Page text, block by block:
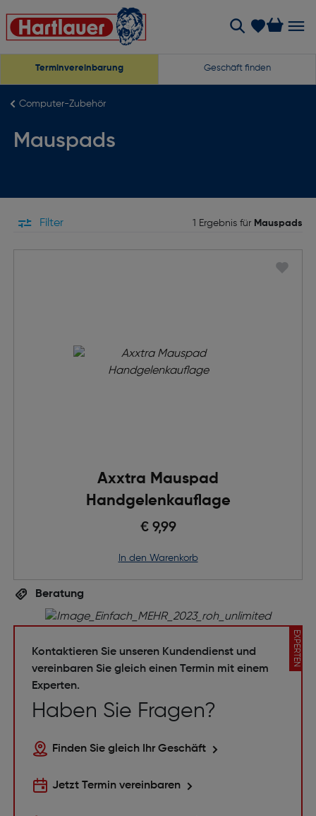
Terminvereinbarung Geschäft finden
Computer-Zubehör
Mauspads
Filter 1 Ergebnis für Mauspads
Axxtra Mauspad
Handgelenkauflage
€ 9,99
in den Warenkorb
Beratung
EXPERTEN
Kontaktieren Sie unseren Kundendienst und
vereinbaren Sie gleich einen Termin mit einem
Experten.
Haben Sie Fragen?
Finden Sie gleich Ihr Geschäft
Jetzt Termin vereinbaren